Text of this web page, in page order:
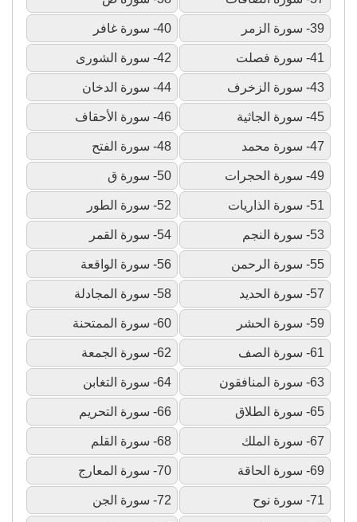
39- سورة الزمر 40- سورة غافر
41- سورة فصلت 42- سورة الشورى
43- سورة الزخرف 44- سورة الدخان
45- سورة الجاثية 46- سورة الأحقاف
47- سورة محمد 48- سورة الفتح
49- سورة الحجرات 50- سورة ق
51- سورة الذاريات 52- سورة الطور
53- سورة النجم 54- سورة القمر
55- سورة الرحمن 56- سورة الواقعة
57- سورة الحديد 58- سورة المجادلة
59- سورة الحشر 60- سورة الممتحنة
61- سورة الصف 62- سورة الجمعة
63- سورة المنافقون 64- سورة التغابن
65- سورة الطلاق 66- سورة التحريم
67- سورة الملك 68- سورة القلم
69- سورة الحاقة 70- سورة المعارج
71- سورة نوح 72- سورة الجن